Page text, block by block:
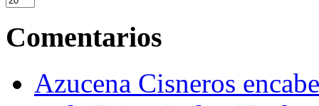
Comentarios
Azucena Cisneros